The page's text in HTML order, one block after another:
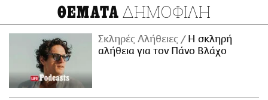
ΘΕΜΑΤΑ ΔΗΜΟΦΙΛΗ
Σκληρές Αλήθειες
H σκληρή
αλήθεια για τον Πάνο Βλάχο